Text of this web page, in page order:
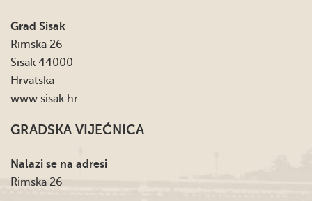
Grad Sisak
Rimska 26
Sisak 44000
Hrvatska
www.sisak.hr
GRADSKA VIJEĆNICA
Nalazi se na adresi
Rimska 26